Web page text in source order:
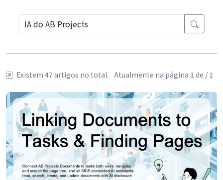
Existem 47 artigos no total. Atualmente na página 1 de / 1